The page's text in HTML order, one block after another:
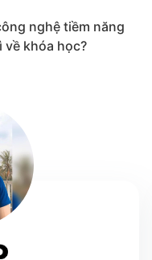
nghệ tiềm năng
khóa học?